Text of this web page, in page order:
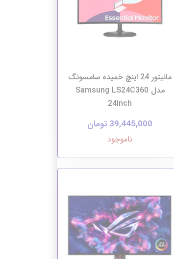
مانیتور 24 اینچ خمیده سامسونگ
مدل Samsung LS24C360
24Inch
39,445,000 تومان
ناموجود